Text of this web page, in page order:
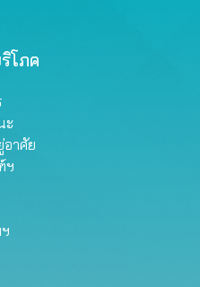
โภค
ะ
าศัย
ฯ